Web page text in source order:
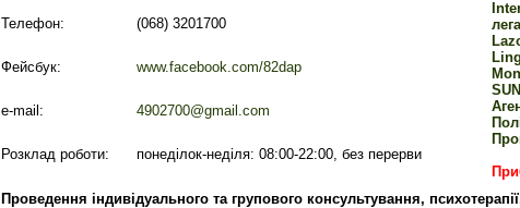
Телефон: (068) 3201700
Фейсбук: www.facebook.com/82dap
e-mail: 4902700@gmail.com
Розклад роботи: понеділок-неділя: 08:00-22:00, без перерви
Проведення індивідуального та групового консультування,